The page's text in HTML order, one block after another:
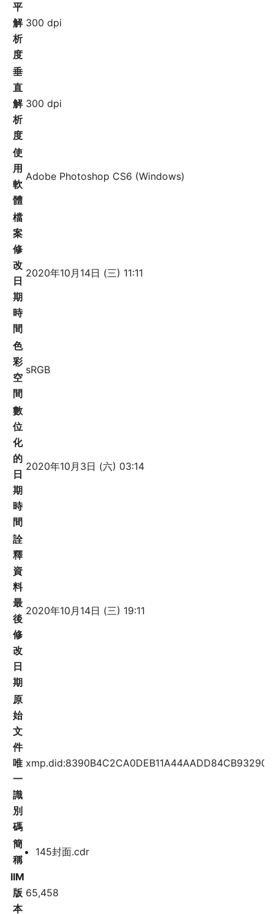
平
解
析
度
300 dpi
垂
直
解
析
度
300 dpi
使
用
軟
體
Adobe Photoshop CS6 (Windows)
檔
案
修
改
日
期
時
間
2020年10月14日 (三) 11:11
色
彩
空
間
sRGB
數
位
化
的
日
期
時
間
2020年10月3日 (六) 03:14
詮
釋
資
料
最
後
修
改
日
期
2020年10月14日 (三) 19:11
原
始
文
件
唯
一
識
別
碼
xmp.did:8390B4C2CA0DEB11A44AADD84CB93290
簡
稱
145封面.cdr
IIM
版
本
65,458